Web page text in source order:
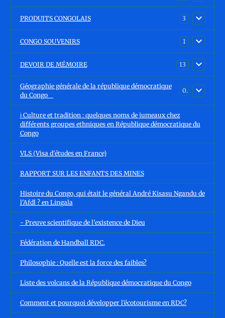
PRODUITS CONGOLAIS 3
CONGO SOUVENIRS 1
DEVOIR DE MÉMOIRE 13
Géographie générale de la république démocratique
du Congo
0
ℹ️ Culture et tradition : quelques noms de jumeaux chez
différents groupes ethniques en République démocratique du
Congo
VLS (Visa d'études en France)
RAPPORT SUR LES ENFANTS DES MINES
Histoire du Congo, qui était le général André Kisasu Ngandu de
l'Afdl ? en Lingala
- Preuve scientifique de l'existence de Dieu
Fédération de Handball RDC.
Philosophie : Quelle est la force des faibles?
Liste des volcans de la République démocratique du Congo
Comment et pourquoi développer l’écotourisme en RDC?